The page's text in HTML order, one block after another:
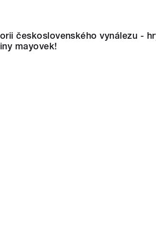
československého vynálezu -
mayovek!